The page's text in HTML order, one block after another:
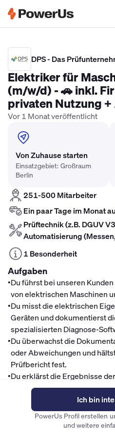
DPS - Das
Elektriker für
(m/w/d) - 🚗 inkl.
privaten Nutzung +
Vor 1 Monat veröffentlicht
Von Zuhause starten
Einsatzgebiet: Großraum
Berlin
251-500 Mitarbeiter
Ein paar Tage im Monat
Prüftechnik (z.B. DGUV
Automatisierung
1 Besonderheit
Aufgaben
•Du führst bei unseren
von elektrischen Maschinen
•Du misst die elektrischen
Geräten und dokumentierst
spezialisierten Diagnose-
•Du überwachst die
oder Abweichungen und
Prüfbericht fest.
•Du erklärst die Ergebnisse
Ort und stehst für fachliche
Mitarbeitervorteile
Ich bin
PowerUs Profil erstellen
und weitere